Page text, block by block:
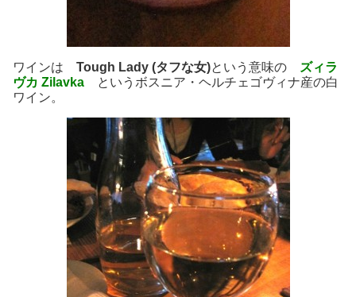
ワインは Tough Lady (タフな女)という意味の
ズィラ
ヴカ Zilavka
というボスニア・ヘルチェゴヴィナ産の白
ワイン。